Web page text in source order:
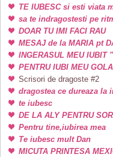
TE IUBESC si esti viata
sa te indragostesti pe
DOAR TU IMI FACI RAU
MESAJ de la MARIA pt
INGERASUL MEU IUBIT
PENTRU IUBI MEU
Scrisori de dragoste #2
dragostea ce dureaza la
te iubesc
DE LA ALY PENTRU
Pentru tine,iubirea mea
Te iubesc mult Dan
MICUTA PRINTESA